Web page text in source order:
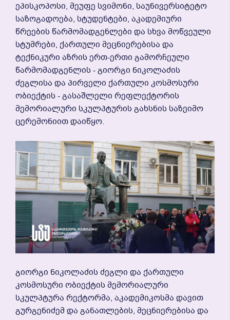
Ეპისკოპოსი, Მეუფე Სვიმონი, Საუნივერსიტეტო
Საზოგადოება, Სტუდენტები, Აკადემიური
Წრეების Წარმომადგენლები Და Სხვა Მოწვეული
Სტუმრები, Ქართული Მეცნიერებისა Და
Ტექნიკური Აზრის Ერთ-Ერთი Გამორჩეული
Წარმომადგენლის - Გიორგი Ნიკოლაძის
Ძეგლისა Და Პირველი Ქართული Კოსმოსური
Ობიექტის - Გასაშლელი Რეფლექტორის
Მემორიალური Სკულპტურის Გახსნის Საზეიმო
Ცერემონიით Დაიწყო.
Გიორგი Ნიკოლაძის Ძეგლი Და Ქართული
Კოსმოსური Ობიექტის Მემორიალური
Სკულპტურა Რექტორმა, Აკადემიკოსმა Დავით
Გურგენიძემ Და Განათლების, Მეცნიერებისა Და